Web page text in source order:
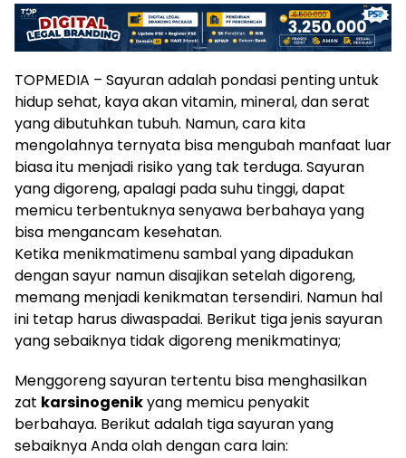
TOPMEDIA – Sayuran adalah pondasi penting untuk
hidup sehat, kaya akan vitamin, mineral, dan serat
yang dibutuhkan tubuh. Namun, cara kita
mengolahnya ternyata bisa mengubah manfaat luar
biasa itu menjadi risiko yang tak terduga. Sayuran
yang digoreng, apalagi pada suhu tinggi, dapat
memicu terbentuknya senyawa berbahaya yang
bisa mengancam kesehatan.
Ketika menikmatimenu sambal yang dipadukan
dengan sayur namun disajikan setelah digoreng,
memang menjadi kenikmatan tersendiri. Namun hal
ini tetap harus diwaspadai. Berikut tiga jenis sayuran
yang sebaiknya tidak digoreng menikmatinya;
Menggoreng sayuran tertentu bisa menghasilkan
zat karsinogenikyang memicu penyakit
berbahaya. Berikut adalah tiga sayuran yang
sebaiknya Anda olah dengan cara lain: